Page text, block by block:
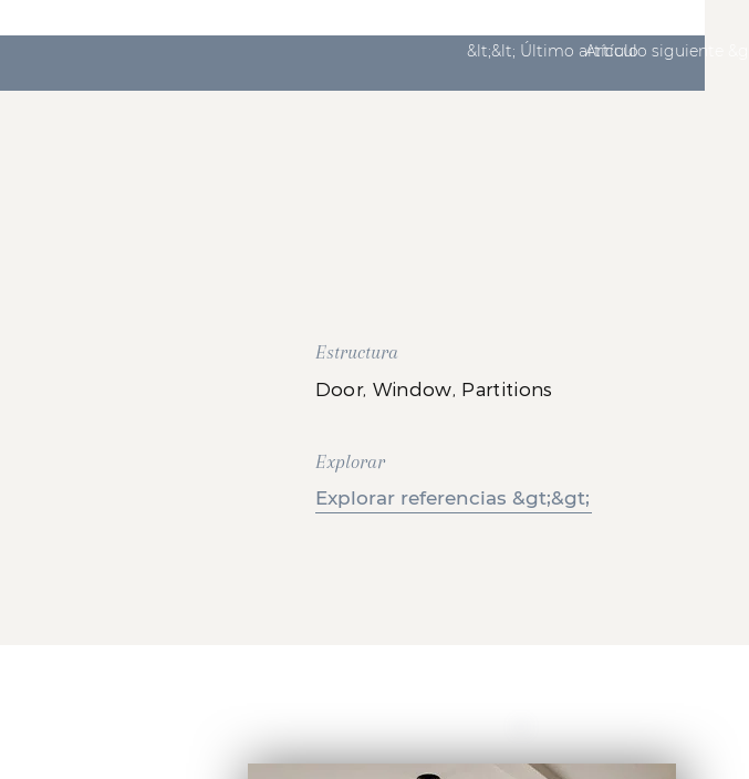
&lt;&lt; Último artículoArtículo siguiente
Estructura
Door, Window, Partitions
Explorar
Explorar referencias &gt;&gt;